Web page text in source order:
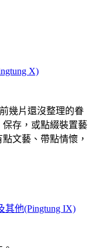
X)
幾片還沒整理的眷
存，或點綴裝置藝
文藝、帶點情懷，
他(Pingtung IX)